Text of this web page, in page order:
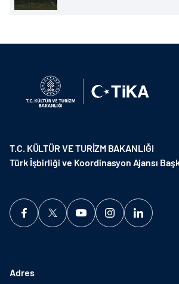
T.C. KÜLTÜR VE TURİZM BAKANLIĞI
Türk İşbirliği ve Koordinasyon Ajansı
Adres